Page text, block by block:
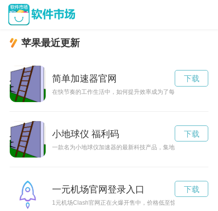
苹果最近更新
简单加速器官网
在快节奏的工作生活中，如何提升效率成为了每个人都面临的
下载
小地球仪 福利码
一款名为小地球仪加速器的最新科技产品，集地球仪和加速器
下载
一元机场官网登录入口
1元机场Clash官网正在火爆开售中，价格低至惊喜1元！想要
下载